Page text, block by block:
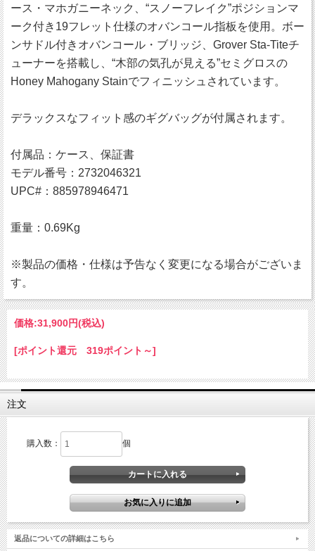
ース・マホガニーネック、“スノーフレイク”ポジションマ
ーク付き19フレット仕様のオバンコール指板を使用。ボー
ンサドル付きオバンコール・ブリッジ、Grover Sta-Titeチ
ューナーを搭載し、“木部の気孔が見える”セミグロスの
Honey Mahogany Stainでフィニッシュされています。
デラックスなフィット感のギグバッグが付属されます。
付属品：ケース、保証書
モデル番号：2732046321
UPC#：885978946471
重量：0.69Kg
※製品の価格・仕様は予告なく変更になる場合がございま
す。
価格:31,900円(税込)
[ポイント還元 319ポイント～]
注文
購入数： 個
返品についての詳細はこちら